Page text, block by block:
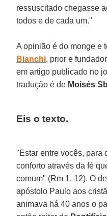
ressuscitado chegasse
todos e de cada um."
A opinião é do monge e
Bianchi, prior e
em artigo publicado no
tradução é de Moisés
Eis o texto.
"Estar entre vocês, para
conforto através da fé
comum" (Rm 1, 12). O
apóstolo Paulo aos
animava há 40 anos o